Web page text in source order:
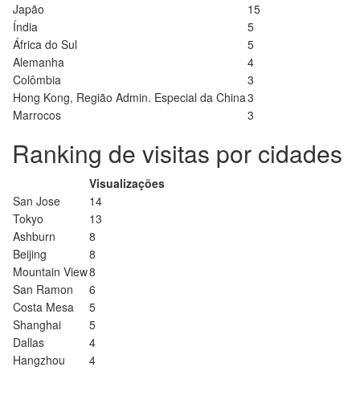
Japão
15
Índia
5
África do Sul
5
Alemanha
4
Colômbia
3
Hong Kong, Região Admin. Especial da China3
Marrocos
3
Ranking de visitas por cidades
Visualizações
San Jose
14
Tokyo
13
Ashburn
8
Beijing
8
Mountain View8
San Ramon
6
Costa Mesa
5
Shanghai
5
Dallas
4
Hangzhou
4